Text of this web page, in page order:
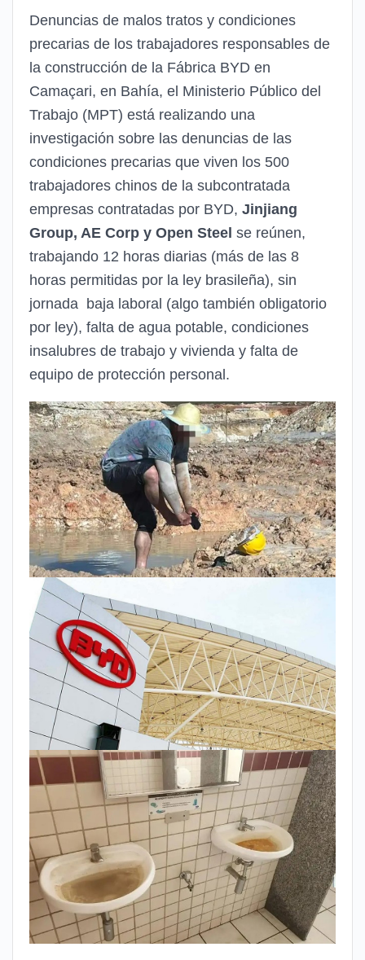
Denuncias de malos tratos y condiciones
precarias de los trabajadores responsables de
la construcción de la Fábrica BYD en
Camaçari, en Bahía, el Ministerio Público del
Trabajo (MPT) está realizando una
investigación sobre las denuncias de las
condiciones precarias que viven los 500
trabajadores chinos de la subcontratada
empresas contratadas por BYD, Jinjiang
Group, AE Corp y Open Steel se reúnen,
trabajando 12 horas diarias (más de las 8
horas permitidas por la ley brasileña), sin
jornada baja laboral (algo también obligatorio
por ley), falta de agua potable, condiciones
insalubres de trabajo y vivienda y falta de
equipo de protección personal.